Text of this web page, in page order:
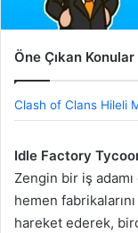
Öne Çıkan Konular
Clash of Clans Hileli
Idle Factory
Zengin bir iş adamı
hemen
hareket ederek,